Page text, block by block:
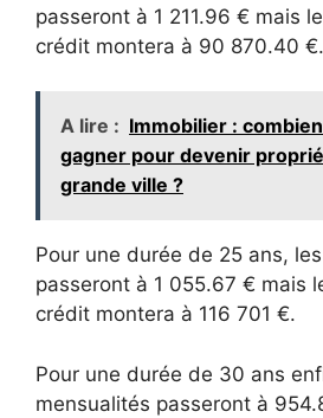
passeront à 1 211.96 € mais
crédit montera à 90 870.40 €.
A lire : Immobilier :
gagner pour devenir
grande ville ?
Pour une durée de 25 ans,
passeront à 1 055.67 € mais
crédit montera à 116 701 €.
Pour une durée de 30 ans
mensualités passeront à